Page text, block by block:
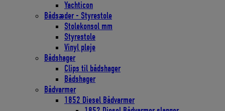
Yachticon
Bådsæder - Styrestole
Stolekonsol mm
Styrestole
Vinyl pleje
Bådshager
Clips til bådshager
Bådshager
Bådvarmer
1852 Diesel Bådvarmer